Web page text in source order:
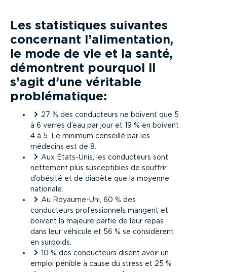
Les statistiques suivantes
concernant l’alimentation,
le mode de vie et la santé,
démontrent pourquoi il
s’agit d’une véritable
problématique:
27 % des conducteurs ne boivent que 5
à 6 verres d’eau par jour et 19 % en boivent
4 à 5. Le minimum conseillé par les
médecins est de 8.
Aux États-Unis, les conducteurs sont
nettement plus susceptibles de souffrir
d’obésité et de diabète que la moyenne
nationale.
Au Royaume-Uni, 60 % des
conducteurs professionnels mangent et
boivent la majeure partie de leur repas
dans leur véhicule et 56 % se considèrent
en surpoids.
10 % des conducteurs disent avoir un
emploi pénible à cause du stress et 25 %